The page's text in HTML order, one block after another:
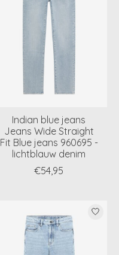
Indian blue jeans
Jeans Wide Straight
Fit Blue jeans 960695 -
lichtblauw denim
€54,95